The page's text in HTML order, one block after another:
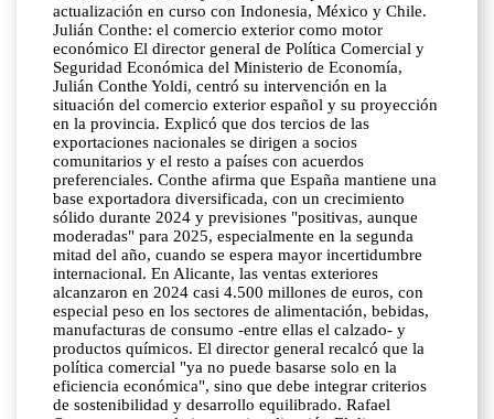
actualización en curso con Indonesia, México y Chile.
Julián Conthe: el comercio exterior como motor
económico El director general de Política Comercial y
Seguridad Económica del Ministerio de Economía,
Julián Conthe Yoldi, centró su intervención en la
situación del comercio exterior español y su proyección
en la provincia. Explicó que dos tercios de las
exportaciones nacionales se dirigen a socios
comunitarios y el resto a países con acuerdos
preferenciales. Conthe afirma que España mantiene una
base exportadora diversificada, con un crecimiento
sólido durante 2024 y previsiones "positivas, aunque
moderadas" para 2025, especialmente en la segunda
mitad del año, cuando se espera mayor incertidumbre
internacional. En Alicante, las ventas exteriores
alcanzaron en 2024 casi 4.500 millones de euros, con
especial peso en los sectores de alimentación, bebidas,
manufacturas de consumo -entre ellas el calzado- y
productos químicos. El director general recalcó que la
política comercial "ya no puede basarse solo en la
eficiencia económica", sino que debe integrar criterios
de sostenibilidad y desarrollo equilibrado. Rafael